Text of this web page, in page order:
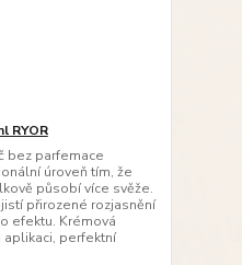
RYOR
bez parfemace
úroveň tím, že
působí více svěže.
přirozené rozjasnění
efektu. Krémová
perfektní